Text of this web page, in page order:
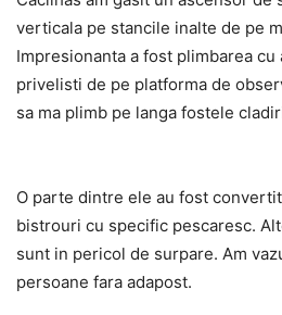
verticala pe stancile inalte de pe
Impresionanta a fost plimbarea
privelisti de pe platforma de
sa ma plimb pe langa fostele
O parte dintre ele au fost
bistrouri cu specific pescaresc.
sunt in pericol de surpare. Am
persoane fara adapost.